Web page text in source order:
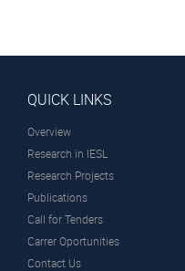
QUICK LINKS
Overview
Research in IESL
Research Projects
Publications
Call for Tenders
Carrer Oportunities
Contact Us